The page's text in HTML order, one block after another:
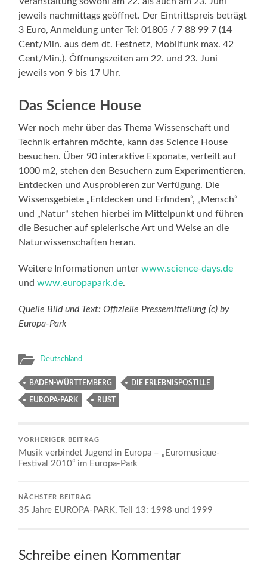
jeweils nachmittags geöffnet. Der Eintrittspreis beträgt
3 Euro, Anmeldung unter Tel: 01805 / 7 88 99 7 (14
Cent/Min. aus dem dt. Festnetz, Mobilfunk max. 42
Cent/Min.). Öffnungszeiten am 22. und 23. Juni
jeweils von 9 bis 17 Uhr.
Das Science House
Wer noch mehr über das Thema Wissenschaft und
Technik erfahren möchte, kann das Science House
besuchen. Über 90 interaktive Exponate, verteilt auf
1000 m2, stehen den Besuchern zum Experimentieren,
Entdecken und Ausprobieren zur Verfügung. Die
Wissensgebiete „Entdecken und Erfinden“, „Mensch“
und „Natur“ stehen hierbei im Mittelpunkt und führen
die Besucher auf spielerische Art und Weise an die
Naturwissenschaften heran.
Weitere Informationen unterwww.science-days.de
undwww.europapark.de.
Quelle Bild und Text: Offizielle Pressemitteilung (c) by
Europa-Park
Deutschland
BADEN-WÜRTTEMBERG DIE ERLEBNISPOSTILLE
EUROPA-PARK RUST
VORHERIGER BEITRAG
Musik verbindet Jugend in Europa – „Euromusique-
Festival 2010“ im Europa-Park
NÄCHSTER BEITRAG
35 Jahre EUROPA-PARK, Teil 13: 1998 und 1999
Schreibe einen Kommentar